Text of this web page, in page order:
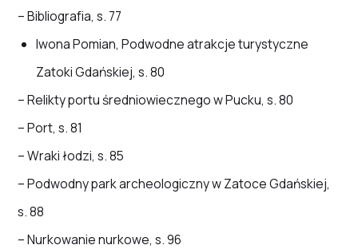
– Bibliografia, s. 77
Iwona Pomian, Podwodne atrakcje turystyczne
Zatoki Gdańskiej, s. 80
– Relikty portu średniowiecznego w Pucku, s. 80
– Port, s. 81
– Wraki łodzi, s. 85
– Podwodny park archeologiczny w Zatoce Gdańskiej,
s. 88
– Nurkowanie nurkowe, s. 96